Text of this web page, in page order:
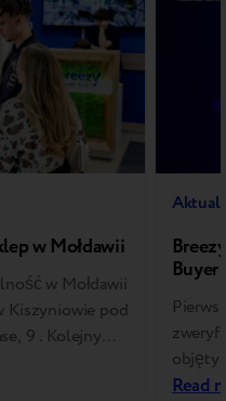
w Mołdawii
w Mołdawii
Kiszyniowie pod
9 . Kolejny
Buyer
Read